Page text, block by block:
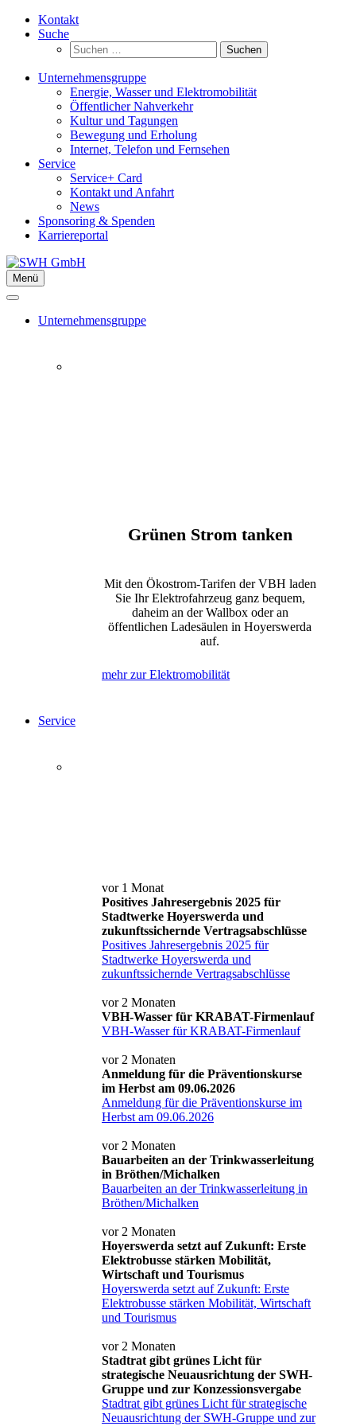
Zum
Inhalt
Kontakt
Suche
Suchen
nach:
Unternehmensgruppe
Energie, Wasser und Elektromobilität
Öffentlicher Nahverkehr
Kultur und Tagungen
Bewegung und Erholung
Internet, Telefon und Fernsehen
Service
Service+ Card
Kontakt und Anfahrt
News
Sponsoring & Spenden
Karriereportal
Menü
Unternehmensgruppe
Grünen Strom tanken
Mit den Ökostrom-Tarifen der VBH laden
Sie Ihr Elektrofahrzeug ganz bequem,
daheim an der Wallbox oder an
öffentlichen Ladesäulen in Hoyerswerda
auf.
mehr zur Elektromobilität
Service
vor 1 Monat
Positives Jahresergebnis 2025 für
Stadtwerke Hoyerswerda und
zukunftssichernde Vertragsabschlüsse
Positives Jahresergebnis 2025 für
Stadtwerke Hoyerswerda und
zukunftssichernde Vertragsabschlüsse
vor 2 Monaten
VBH-Wasser für KRABAT-Firmenlauf
VBH-Wasser für KRABAT-Firmenlauf
vor 2 Monaten
Anmeldung für die Präventionskurse
im Herbst am 09.06.2026
Anmeldung für die Präventionskurse im
Herbst am 09.06.2026
vor 2 Monaten
Bauarbeiten an der Trinkwasserleitung
in Bröthen/Michalken
Bauarbeiten an der Trinkwasserleitung in
Bröthen/Michalken
vor 2 Monaten
Hoyerswerda setzt auf Zukunft: Erste
Elektrobusse stärken Mobilität,
Wirtschaft und Tourismus
Hoyerswerda setzt auf Zukunft: Erste
Elektrobusse stärken Mobilität, Wirtschaft
und Tourismus
vor 2 Monaten
Stadtrat gibt grünes Licht für
strategische Neuausrichtung der SWH-
Gruppe und zur Konzessionsvergabe
Stadtrat gibt grünes Licht für strategische
Neuausrichtung der SWH-Gruppe und zur